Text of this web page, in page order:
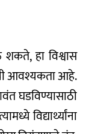
शकते, हा विश्वास
आवश्यकता आहे.
घडविण्यासाठी
विद्यार्थ्यांना